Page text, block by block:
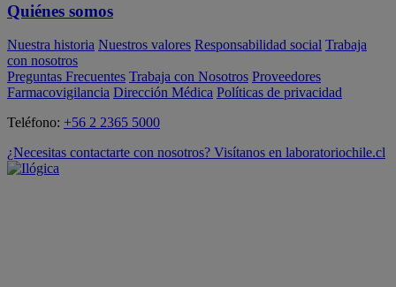
Quiénes somos
Nuestra historia Nuestros valores Responsabilidad social Trabaja
con nosotros
Preguntas Frecuentes Trabaja con Nosotros Proveedores
Farmacovigilancia Dirección Médica Políticas de privacidad
Teléfono: +56 2 2365 5000
¿Necesitas contactarte con nosotros? Visítanos en laboratoriochile.cl